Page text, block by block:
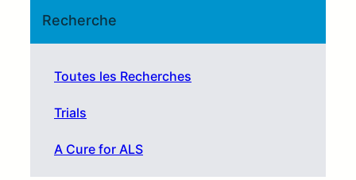
Recherche
Toutes les Recherches
Trials
A Cure for ALS